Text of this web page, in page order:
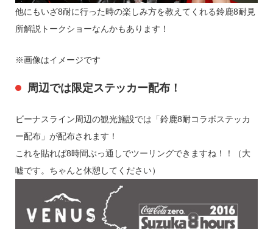
他にもいざ8耐に行った時の楽しみ方を教えてくれる鈴鹿8耐見
所解説トークショーなんかもあります！
※画像はイメージです
周辺では限定ステッカー配布！
ビーナスライン周辺の観光施設では「鈴鹿8耐コラボステッカ
ー配布」が配布されます！
これを貼れば8時間ぶっ通しでツーリングできますね！！（大
嘘です。ちゃんと休憩してください）